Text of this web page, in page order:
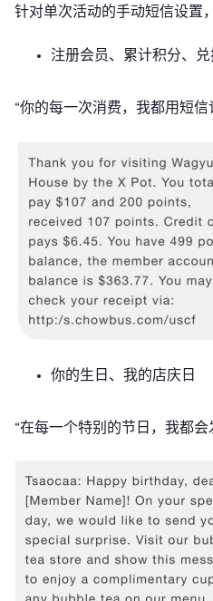
针对单次活动的手动短信设置
注册会员、累计积分、
“你的每一次消费，我都用短信
你的生日、我的店庆日
“在每一个特别的节日，我都